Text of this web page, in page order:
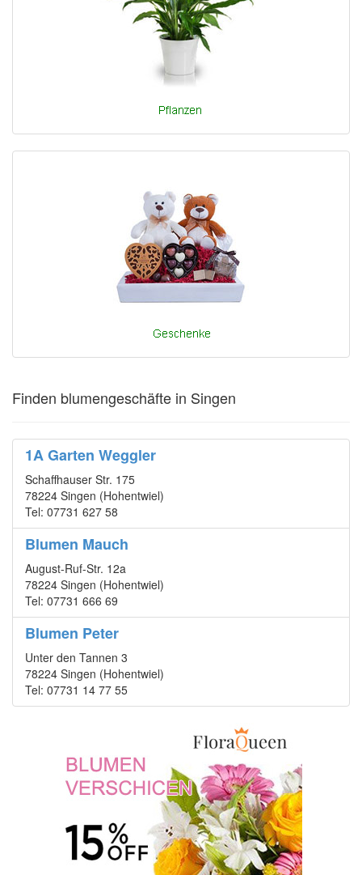
Finden blumengeschäfte in Singen
1A Garten Weggler
Schaffhauser Str. 175
78224 Singen (Hohentwiel)
Tel: 07731 627 58
Blumen Mauch
August-Ruf-Str. 12a
78224 Singen (Hohentwiel)
Tel: 07731 666 69
Blumen Peter
Unter den Tannen 3
78224 Singen (Hohentwiel)
Tel: 07731 14 77 55